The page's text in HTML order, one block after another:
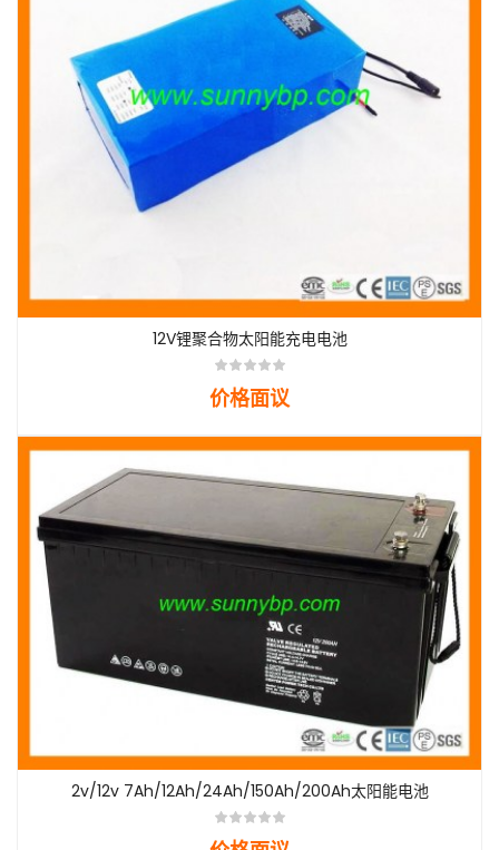
12V锂聚合物太阳能充电电池
价格面议
2v/12v 7Ah/12Ah/24Ah/150Ah/200Ah太阳能电池